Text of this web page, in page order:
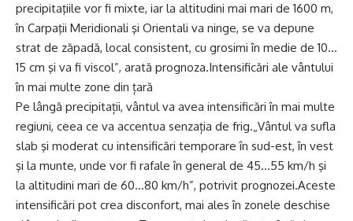
precipitaţiile vor fi mixte, iar la altitudini mai mari de 1600 m,
în Carpaţii Meridionali şi Orientali va ninge, se va depune
strat de zăpadă, local consistent, cu grosimi în medie de 10…
15 cm şi va fi viscol”, arată prognoza.Intensificări ale vântului
în mai multe zone din țară
Pe lângă precipitații, vântul va avea intensificări în mai multe
regiuni, ceea ce va accentua senzația de frig.„Vântul va sufla
slab şi moderat cu intensificări temporare în sud-est, în vest
şi la munte, unde vor fi rafale în general de 45…55 km/h şi
la altitudini mari de 60…80 km/h”, potrivit prognozei.Aceste
intensificări pot crea disconfort, mai ales în zonele deschise